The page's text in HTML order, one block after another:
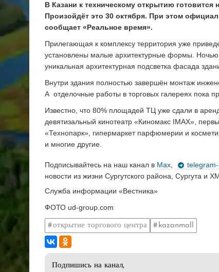
В Казани к техническому открытию
Произойдёт это 30 октября. При этом
сообщает «Реальное время».
Прилегающая к комплексу территория уже
установлены малые архитектурные формы. Ночью
уникальная архитектурная подсветка фасада
Внутри здания полностью завершён монтаж
А отделочные работы в торговых галереях пока
Известно, что 80% площадей ТЦ уже сдали в
девятизальный кинотеатр «Киномакс IMAX»,
«Технопарк», гипермаркет парфюмерии и
и многие другие.
Подписывайтесь на наш канал в Max
новости из жизни Сургутского района, Сургута и
Служба информации «Вестника»
ФОТО ud-group.com
открытие торгового центра kazanmall
Подпишись на канал,